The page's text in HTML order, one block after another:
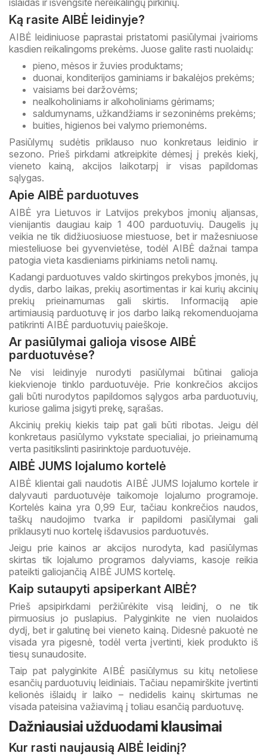
išlaidas ir išvengsite nereikalingų pirkinių.
Ką rasite AIBĖ leidinyje?
AIBĖ leidiniuose paprastai pristatomi pasiūlymai įvairioms
kasdien reikalingoms prekėms. Juose galite rasti nuolaidų:
pieno, mėsos ir žuvies produktams;
duonai, konditerijos gaminiams ir bakalėjos prekėms;
vaisiams bei daržovėms;
nealkoholiniams ir alkoholiniams gėrimams;
saldumynams, užkandžiams ir sezoninėms prekėms;
buities, higienos bei valymo priemonėms.
Pasiūlymų sudėtis priklauso nuo konkretaus leidinio ir
sezono. Prieš pirkdami atkreipkite dėmesį į prekės kiekį,
vieneto kainą, akcijos laikotarpį ir visas papildomas
sąlygas.
Apie AIBĖ parduotuves
AIBĖ yra Lietuvos ir Latvijos prekybos įmonių aljansas,
vienijantis daugiau kaip 1 400 parduotuvių. Daugelis jų
veikia ne tik didžiuosiuose miestuose, bet ir mažesniuose
miesteliuose bei gyvenvietėse, todėl AIBĖ dažnai tampa
patogia vieta kasdieniams pirkiniams netoli namų.
Kadangi parduotuves valdo skirtingos prekybos įmonės, jų
dydis, darbo laikas, prekių asortimentas ir kai kurių akcinių
prekių prieinamumas gali skirtis. Informaciją apie
artimiausią parduotuvę ir jos darbo laiką rekomenduojama
patikrinti AIBĖ parduotuvių paieškoje.
Ar pasiūlymai galioja visose AIBĖ
parduotuvėse?
Ne visi leidinyje nurodyti pasiūlymai būtinai galioja
kiekvienoje tinklo parduotuvėje. Prie konkrečios akcijos
gali būti nurodytos papildomos sąlygos arba parduotuvių,
kuriose galima įsigyti prekę, sąrašas.
Akcinių prekių kiekis taip pat gali būti ribotas. Jeigu dėl
konkretaus pasiūlymo vykstate specialiai, jo prieinamumą
verta pasitikslinti pasirinktoje parduotuvėje.
AIBĖ JUMS lojalumo kortelė
AIBĖ klientai gali naudotis AIBĖ JUMS lojalumo kortele ir
dalyvauti parduotuvėje taikomoje lojalumo programoje.
Kortelės kaina yra 0,99 Eur, tačiau konkrečios naudos,
taškų naudojimo tvarka ir papildomi pasiūlymai gali
priklausyti nuo kortelę išdavusios parduotuvės.
Jeigu prie kainos ar akcijos nurodyta, kad pasiūlymas
skirtas tik lojalumo programos dalyviams, kasoje reikia
pateikti galiojančią AIBĖ JUMS kortelę.
Kaip sutaupyti apsiperkant AIBĖ?
Prieš apsipirkdami peržiūrėkite visą leidinį, o ne tik
pirmuosius jo puslapius. Palyginkite ne vien nuolaidos
dydį, bet ir galutinę bei vieneto kainą. Didesnė pakuotė ne
visada yra pigesnė, todėl verta įvertinti, kiek produkto iš
tiesų sunaudosite.
Taip pat palyginkite AIBĖ pasiūlymus su kitų netoliese
esančių parduotuvių leidiniais. Tačiau nepamirškite įvertinti
kelionės išlaidų ir laiko – nedidelis kainų skirtumas ne
visada pateisina važiavimą į toliau esančią parduotuvę.
Dažniausiai užduodami klausimai
Kur rasti naujausią AIBĖ leidinį?